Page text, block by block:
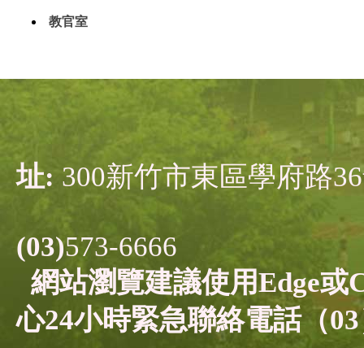
教官室
址:300新竹市東區學
電
(03)573-6666
網站瀏覽建議使用Edge或
心24小時緊急聯絡電話（03